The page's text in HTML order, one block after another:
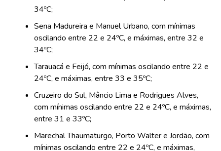
34ºC;
Sena Madureira e Manuel Urbano, com mínimas
oscilando entre 22 e 24ºC, e máximas, entre 32 e
34ºC;
Tarauacá e Feijó, com mínimas oscilando entre 22 e
24ºC, e máximas, entre 33 e 35ºC;
Cruzeiro do Sul, Mâncio Lima e Rodrigues Alves,
com mínimas oscilando entre 22 e 24ºC, e máximas,
entre 31 e 33ºC;
Marechal Thaumaturgo, Porto Walter e Jordão, com
mínimas oscilando entre 22 e 24ºC, e máximas,